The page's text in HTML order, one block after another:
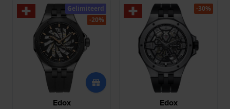
Edox
Gelimiteerd
-20%
Edox
-30%